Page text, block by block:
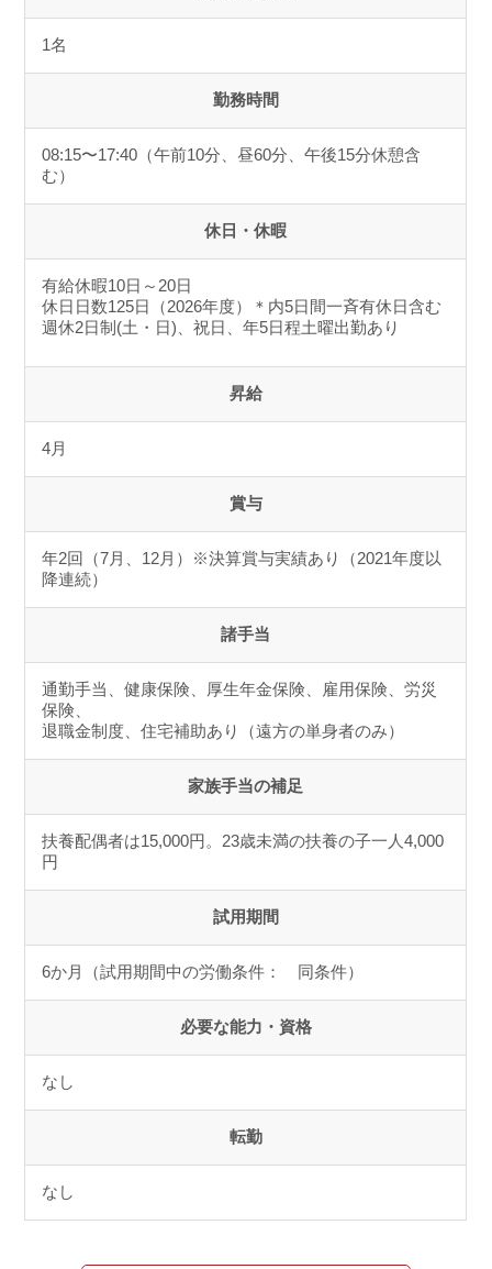
1名
勤務時間
08:15〜17:40（午前10分、昼60分、午後15分休憩含
む）
休日・休暇
有給休暇10日～20日
休日日数125日（2026年度）＊内5日間一斉有休日含む
週休2日制(土・日)、祝日、年5日程土曜出勤あり
昇給
4月
賞与
年2回（7月、12月）※決算賞与実績あり（2021年度以
降連続）
諸手当
通勤手当、健康保険、厚生年金保険、雇用保険、労災
保険、
退職金制度、住宅補助あり（遠方の単身者のみ）
家族手当の補足
扶養配偶者は15,000円。23歳未満の扶養の子一人4,000
円
試用期間
6か月（試用期間中の労働条件： 同条件）
必要な能力・資格
なし
転勤
なし